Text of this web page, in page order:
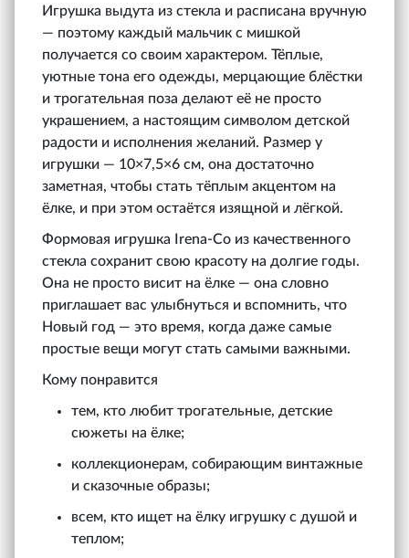
Игрушка выдута из стекла и расписана вручную
— поэтому каждый мальчик с мишкой
получается со своим характером. Тёплые,
уютные тона его одежды, мерцающие блёстки
и трогательная поза делают её не просто
украшением, а настоящим символом детской
радости и исполнения желаний. Размер у
игрушки — 10×7,5×6 см, она достаточно
заметная, чтобы стать тёплым акцентом на
ёлке, и при этом остаётся изящной и лёгкой.
Формовая игрушка Irena‑Co из качественного
стекла сохранит свою красоту на долгие годы.
Она не просто висит на ёлке — она словно
приглашает вас улыбнуться и вспомнить, что
Новый год — это время, когда даже самые
простые вещи могут стать самыми важными.
Кому понравится
тем, кто любит трогательные, детские
сюжеты на ёлке;
коллекционерам, собирающим винтажные
и сказочные образы;
всем, кто ищет на ёлку игрушку с душой и
теплом;